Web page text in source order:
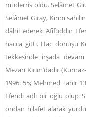
müderris oldu. Selâmet
Selâmet Giray, Kırım
dâhil ederek Afîfüddin
hacca gitti. Hac dönüşü
tekkesinde irşada
Mezarı Kırım’dadır
1996: 55; Mehmed Tahir
Efendi adlı bir oğlu olup
ondan hilafet alarak